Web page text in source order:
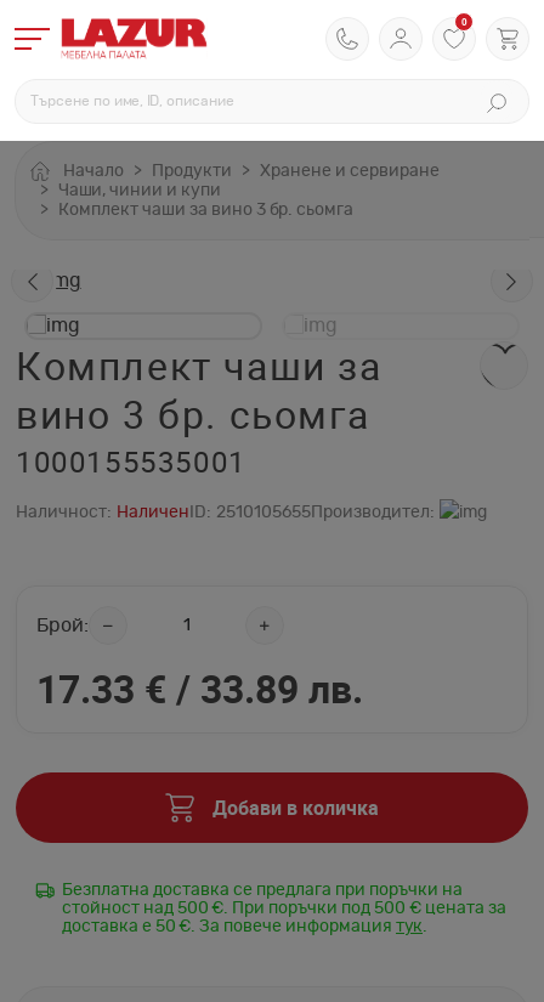
0
Начало Продукти
Хранене и сервиране
Чаши, чинии и купи
Комплект чаши за вино 3 бр. сьомга
Комплект чаши за
вино 3 бр. сьомга
1000155535001
Наличност: Наличен ID: 2510105655 Производител:
Брой:
17.33 € / 33.89 лв.
Добави в количка
Безплатна доставка се предлага при поръчки на
стойност над 500 €. При поръчки под 500 € цената за
доставка е 50 €. За повече информация тук.